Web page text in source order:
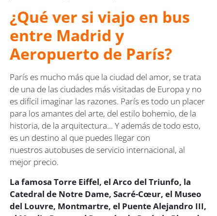
¿Qué ver si viajo en bus
entre Madrid y
Aeropuerto de París?
París es mucho más que la ciudad del amor, se trata
de una de las ciudades más visitadas de Europa y no
es difícil imaginar las razones. París es todo un placer
para los amantes del arte, del estilo bohemio, de la
historia, de la arquitectura… Y además de todo esto,
es un destino al que puedes llegar con
nuestros autobuses de servicio internacional, al
mejor precio.
La famosa Torre Eiffel, el Arco del Triunfo, la
Catedral de Notre Dame, Sacré-Cœur, el Museo
del Louvre, Montmartre, el Puente Alejandro III,